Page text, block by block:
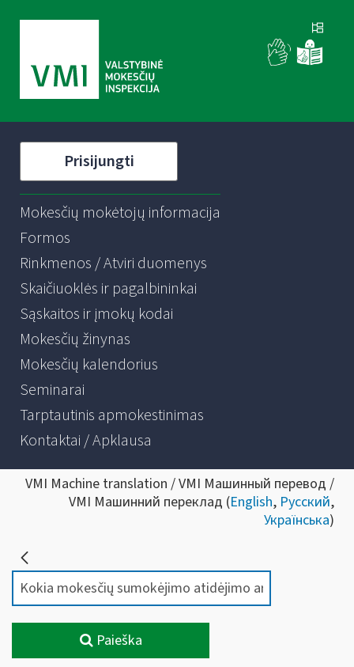
Prisijungti
Mokesčių mokėtojų informacija
Formos
Rinkmenos / Atviri duomenys
Skaičiuoklės ir pagalbininkai
Sąskaitos ir įmokų kodai
Mokesčių žinynas
Mokesčių kalendorius
Seminarai
Tarptautinis apmokestinimas
Kontaktai / Apklausa
VMI Machine translation / VMI Машинный перевод /
VMI Машинний переклад (English, Русский,
Українська)
Paieška